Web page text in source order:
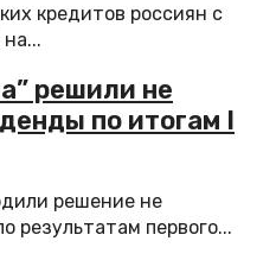
кредитов россиян с
решили не
по итогам I
решение не
результатам первого...